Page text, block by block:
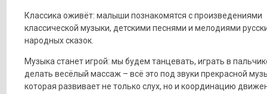
Классика оживёт: малыши познакомятся с произведениями
классической музыки, детскими песнями и мелодиями
народных сказок.
Музыка станет игрой: мы будем танцевать, играть в
делать весёлый массаж – всё это под звуки прекрасной
которая развивает не только слух, но и координацию